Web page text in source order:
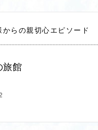
からの親切心エピソード
旅館